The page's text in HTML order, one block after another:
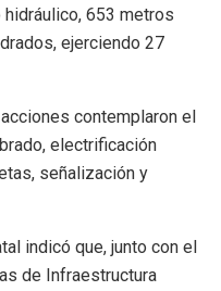
653 metros
ejerciendo 27
contemplaron el
electrificación
señalización y
indicó que, junto con el
de Infraestructura